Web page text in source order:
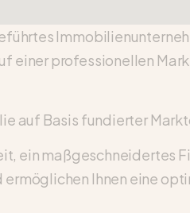
einer professionellen
auf Basis fundierter
ein maßgeschneidertes
Ihnen eine